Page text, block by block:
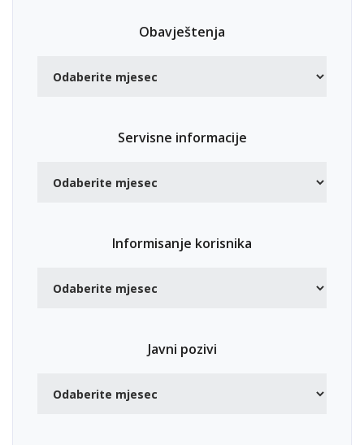
Obavještenja
Servisne informacije
Informisanje korisnika
Javni pozivi